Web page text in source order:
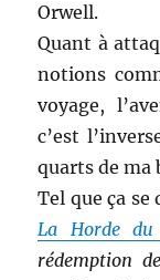
Orwell.
Quant à
notions
voyage,
c’est
quarts de ma
Tel que ça se
La Horde du
rédemption